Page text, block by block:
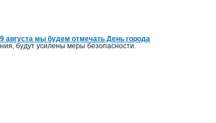
мы будем отмечать День города
будут усилены меры безопасности.